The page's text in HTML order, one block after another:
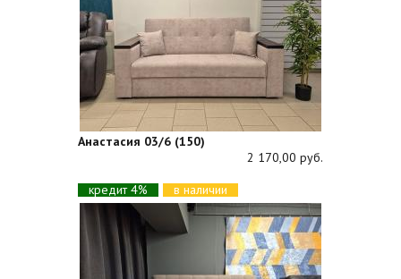
Анастасия 03/6 (150)
2 170,00 руб.
кредит 4%
в наличии